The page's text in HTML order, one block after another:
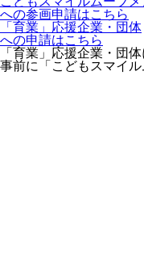
への参画申請はこちら
「育業」応援企業・団体
への申請はこちら
「育業」応援企業・団
事前に「こどもスマイ